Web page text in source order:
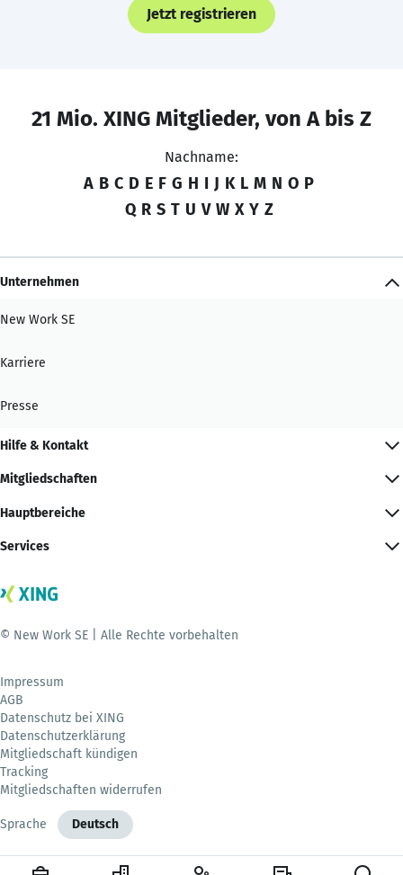
Jetzt registrieren
21 Mio. XING Mitglieder, von A bis Z
Nachname:
A B C D E F G H I J K L M N O P
Q R S T U V W X Y Z
Unternehmen
New Work SE
Karriere
Presse
Hilfe & Kontakt
Mitgliedschaften
Hauptbereiche
Services
© New Work SE | Alle Rechte vorbehalten
Impressum
AGB
Datenschutz bei XING
Datenschutzerklärung
Mitgliedschaft kündigen
Tracking
Mitgliedschaften widerrufen
Sprache Deutsch